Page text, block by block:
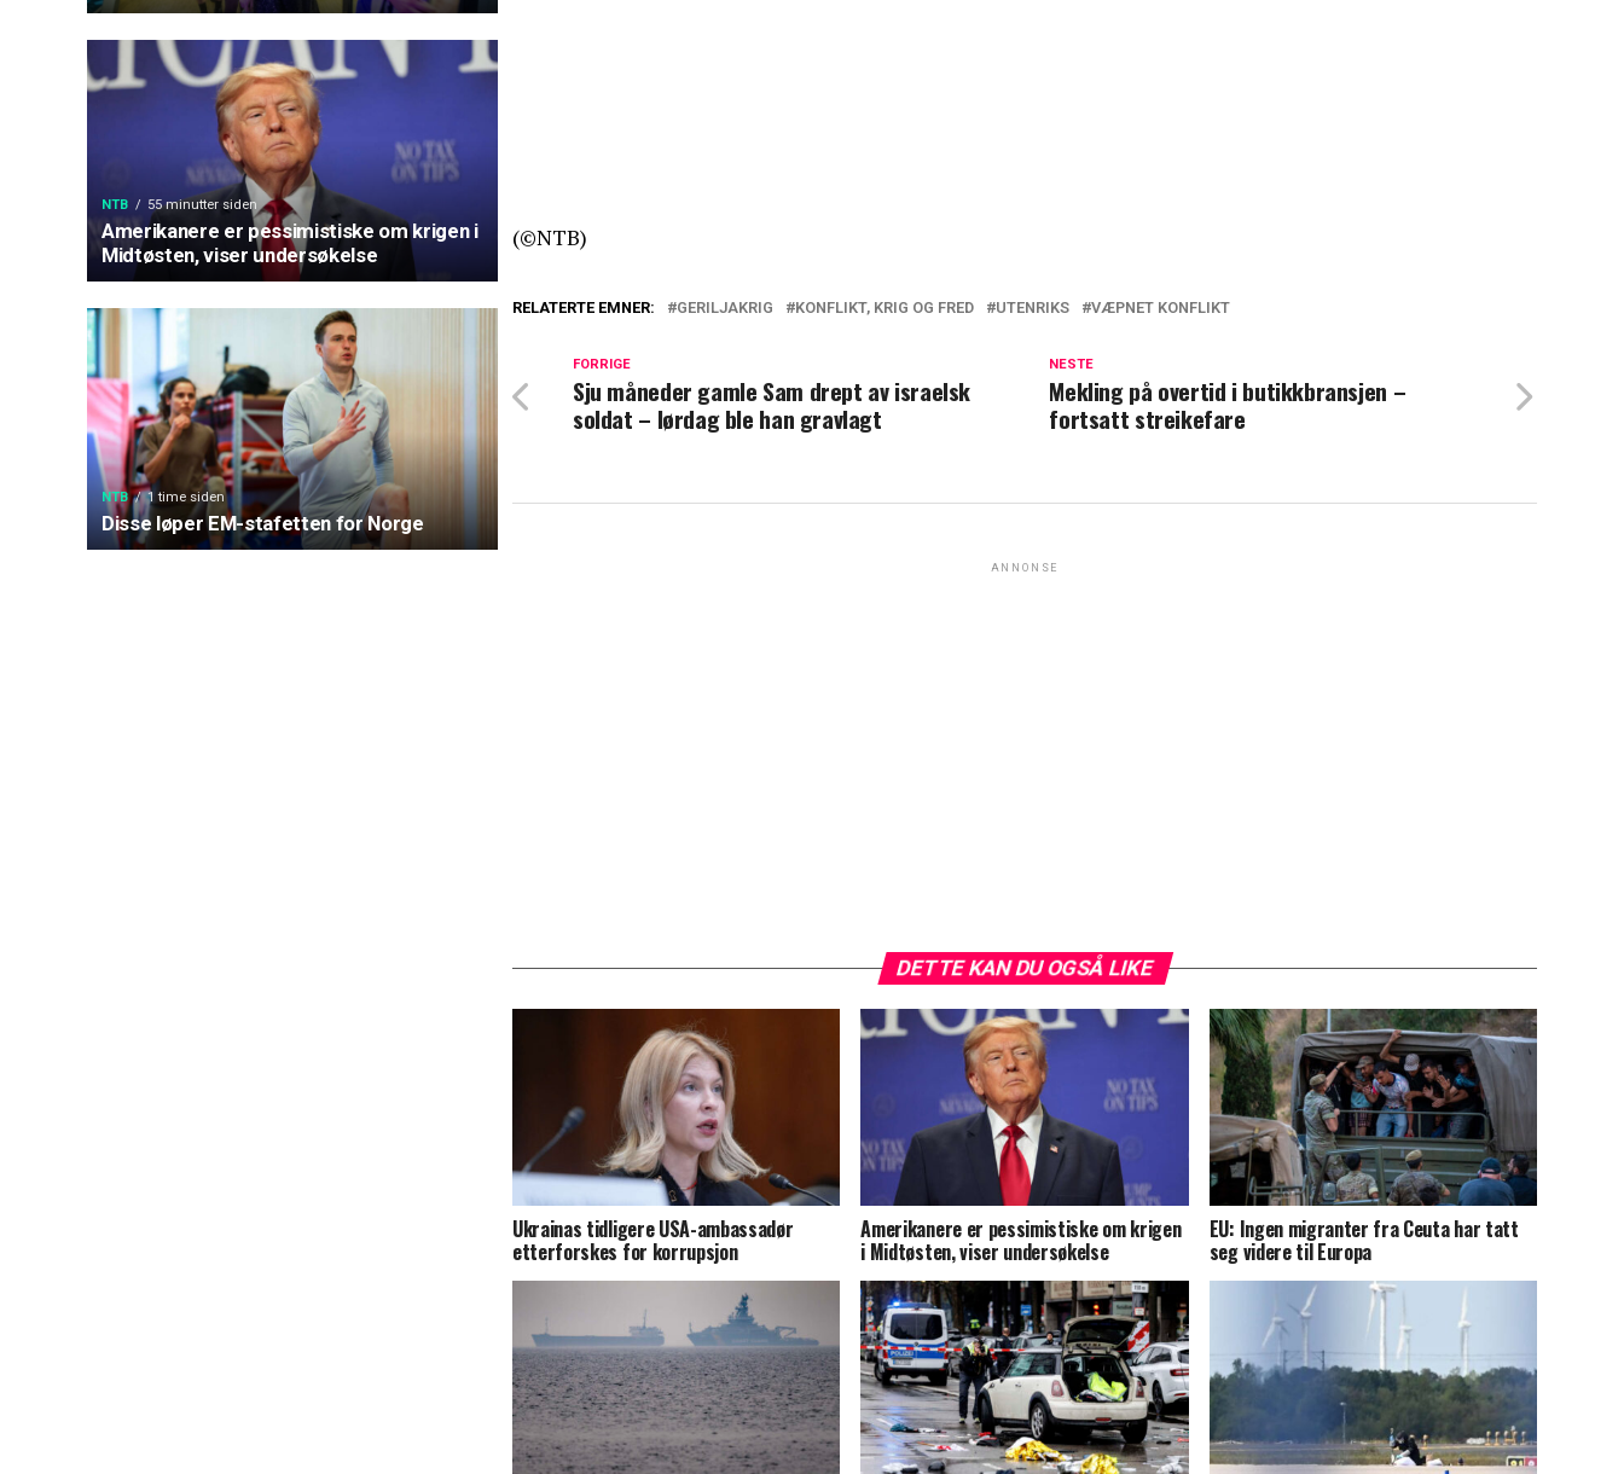
NTB 55 minutter siden
Amerikanere er pessimistiske om krigen i
Midtøsten, viser undersøkelse
NTB 1 time siden
Disse løper EM-stafetten for Norge
(©NTB)
RELATERTE EMNER: GERILJAKRIG KONFLIKT, KRIG OG FRED UTENRIKS VÆPNET KONFLIKT
NESTE
Mekling på overtid i butikkbransjen –
fortsatt streikefare
FORRIGE
Sju måneder gamle Sam drept av israelsk
soldat – lørdag ble han gravlagt
ANNONSE
DETTE KAN DU OGSÅ LIKE
Ukrainas tidligere USA-ambassadør
etterforskes for korrupsjon
Amerikanere er pessimistiske om krigen
i Midtøsten, viser undersøkelse
EU: Ingen migranter fra Ceuta har tatt
seg videre til Europa